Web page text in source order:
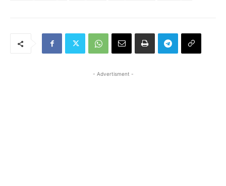
- Advertisment -